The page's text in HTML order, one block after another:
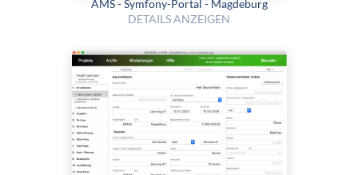
AMS - Symfony-Portal - Magdeburg
DETAILS ANZEIGEN